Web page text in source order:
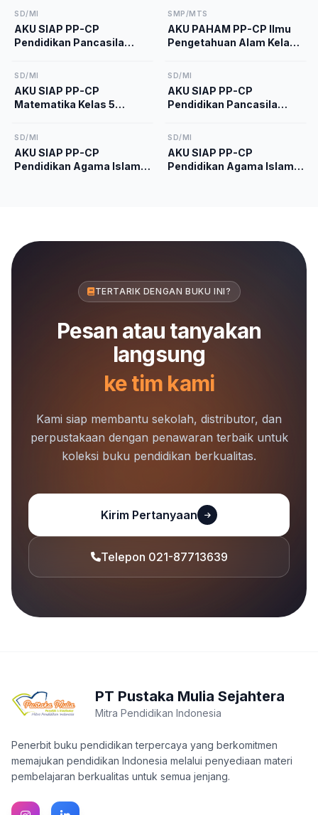
SD/MI
AKU SIAP PP-CP
Pendidikan Pancasila
Merdeka
SMP/MTS
AKU PAHAM PP-CP Ilmu
Pengetahuan Alam Kelas
SD/MI
AKU SIAP PP-CP
Matematika Kelas 5
SD/MI
AKU SIAP PP-CP
Pendidikan Pancasila
Merdeka
SD/MI
AKU SIAP PP-CP
Pendidikan Agama Islam
SD/MI
AKU SIAP PP-CP
Pendidikan Agama Islam
TERTARIK DENGAN BUKU INI?
Pesan atau tanyakan
langsung
ke tim kami
Kami siap membantu sekolah, distributor, dan
perpustakaan dengan penawaran terbaik untuk
koleksi buku pendidikan berkualitas.
Kirim Pertanyaan
Telepon 021-87713639
PT Pustaka Mulia Sejahtera
Mitra Pendidikan Indonesia
Penerbit buku pendidikan terpercaya yang berkomitmen
memajukan pendidikan Indonesia melalui penyediaan materi
pembelajaran berkualitas untuk semua jenjang.